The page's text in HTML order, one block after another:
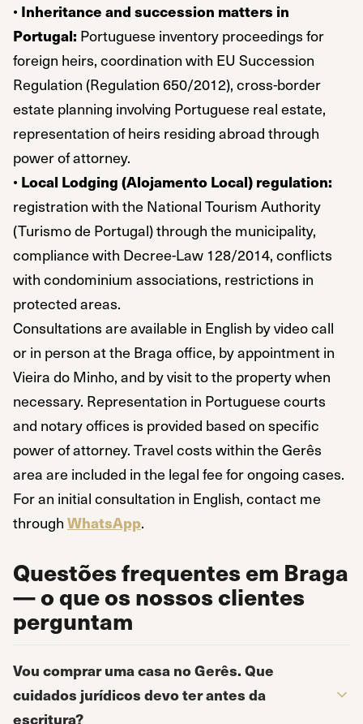
• Inheritance and succession matters in
Portugal: Portuguese inventory proceedings for
foreign heirs, coordination with EU Succession
Regulation (Regulation 650/2012), cross-border
estate planning involving Portuguese real estate,
representation of heirs residing abroad through
power of attorney.
• Local Lodging (Alojamento Local) regulation:
registration with the National Tourism Authority
(Turismo de Portugal) through the municipality,
compliance with Decree-Law 128/2014, conflicts
with condominium associations, restrictions in
protected areas.
Consultations are available in English by video call
or in person at the Braga office, by appointment in
Vieira do Minho, and by visit to the property when
necessary. Representation in Portuguese courts
and notary offices is provided based on specific
power of attorney. Travel costs within the Gerês
area are included in the legal fee for ongoing cases.
For an initial consultation in English, contact me
through WhatsApp.
Questões frequentes em Braga
— o que os nossos clientes
perguntam
Vou comprar uma casa no Gerês. Que
cuidados jurídicos devo ter antes da
escritura?